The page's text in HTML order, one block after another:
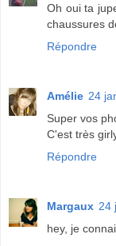
Oh oui ta
chaussures
Répondre
Amélie 24
Super vos
C'est très
Répondre
Margaux 24
hey, je